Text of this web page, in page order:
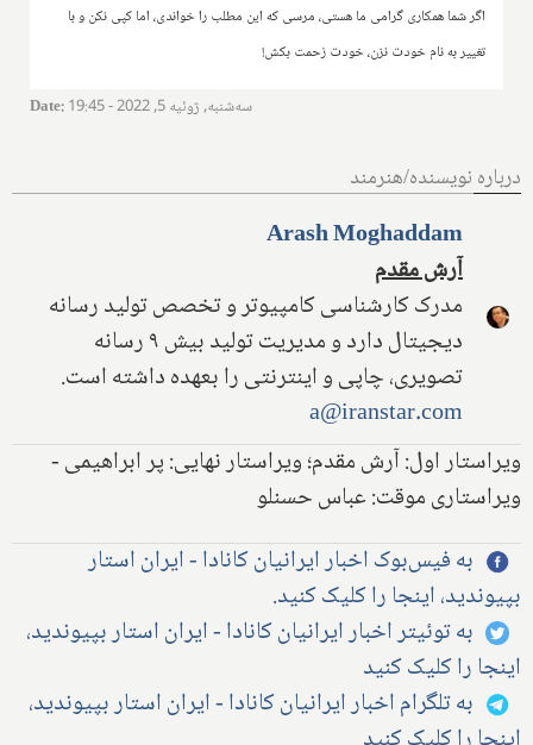
اگر شما همکاری گرامی ما هستی، مرسی که این مطلب را خواندی، اما کپی نکن و با
تغییر به نام خودت نزن، خودت زحمت بکش!
Date: سه‌شنبه, ژوئیه 5, 2022 - 19:45
درباره نویسنده/هنرمند
Arash Moghaddam
آرش مقدم
مدرک کارشناسی کامپیوتر و تخصص تولید رسانه
دیجیتال دارد و مدیریت تولید بیش ۹ رسانه
تصویری، چاپی و اینترنتی را بعهده داشته است.
a@iranstar.com
ویراستار اول: آرش مقدم؛ ویراستار نهایی: پر ابراهیمی -
ویراستاری موقت: عباس حسنلو
به فیس‌بوک اخبار ایرانیان کانادا - ایران استار
بپیوندید، اینجا را کلیک کنید.
به توئیتر اخبار ایرانیان کانادا - ایران استار بپیوندید،
اینجا را کلیک کنید
به تلگرام اخبار ایرانیان کانادا - ایران استار بپیوندید،